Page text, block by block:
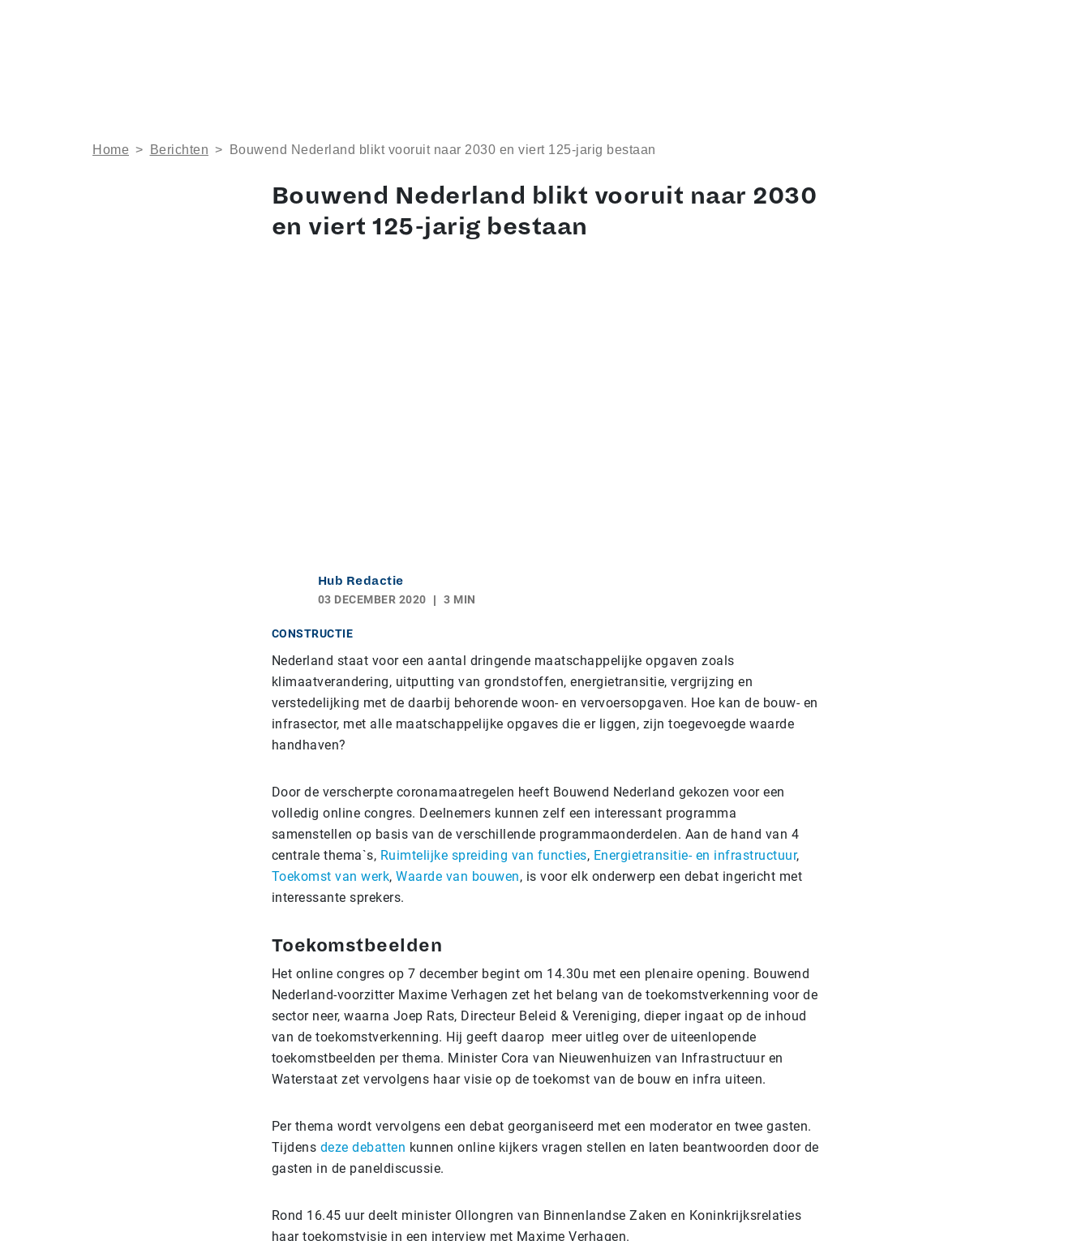
Home > Berichten > Bouwend Nederland blikt vooruit naar 2030 en viert 125-jarig bestaan
Bouwend Nederland blikt vooruit naar 2030
en viert 125-jarig bestaan
Hub Redactie
03 DECEMBER 2020
3 MIN
CONSTRUCTIE
Nederland staat voor een aantal dringende maatschappelijke opgaven zoals
klimaatverandering, uitputting van grondstoffen, energietransitie, vergrijzing en
verstedelijking met de daarbij behorende woon- en vervoersopgaven. Hoe kan de bouw- en
infrasector, met alle maatschappelijke opgaves die er liggen, zijn toegevoegde waarde
handhaven?
Door de verscherpte coronamaatregelen heeft Bouwend Nederland gekozen voor een
volledig online congres. Deelnemers kunnen zelf een interessant programma
samenstellen op basis van de verschillende programmaonderdelen. Aan de hand van 4
centrale thema`s, Ruimtelijke spreiding van functies, Energietransitie- en infrastructuur,
Toekomst van werk, Waarde van bouwen, is voor elk onderwerp een debat ingericht met
interessante sprekers.
Toekomstbeelden
Het online congres op 7 december begint om 14.30u met een plenaire opening. Bouwend
Nederland-voorzitter Maxime Verhagen zet het belang van de toekomstverkenning voor de
sector neer, waarna Joep Rats, Directeur Beleid & Vereniging, dieper ingaat op de inhoud
van de toekomstverkenning. Hij geeft daarop meer uitleg over de uiteenlopende
toekomstbeelden per thema. Minister Cora van Nieuwenhuizen van Infrastructuur en
Waterstaat zet vervolgens haar visie op de toekomst van de bouw en infra uiteen.
Per thema wordt vervolgens een debat georganiseerd met een moderator en twee gasten.
Tijdens deze debatten kunnen online kijkers vragen stellen en laten beantwoorden door de
gasten in de paneldiscussie.
Rond 16.45 uur deelt minister Ollongren van Binnenlandse Zaken en Koninkrijksrelaties
haar toekomstvisie in een interview met Maxime Verhagen.